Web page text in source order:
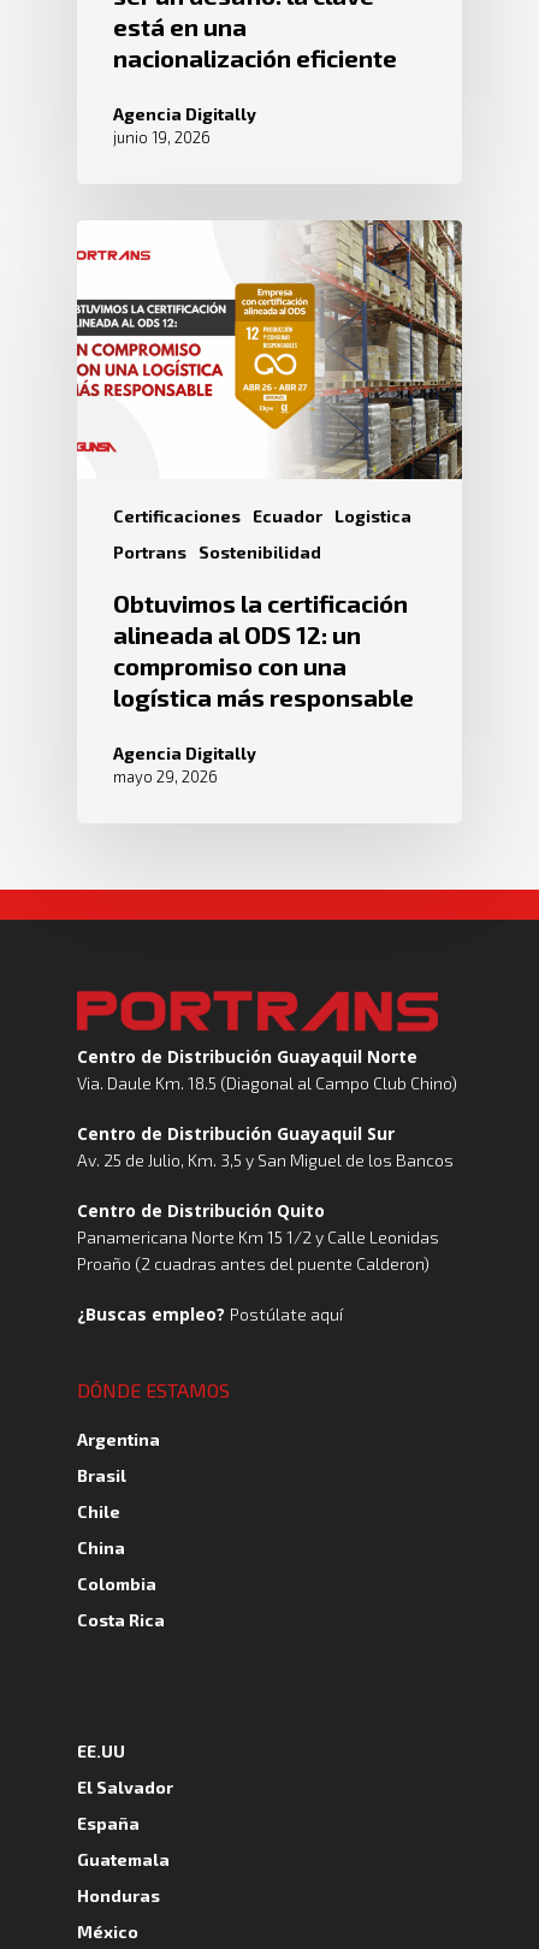
está en una
nacionalización eficiente
Agencia Digitally
junio 19, 2026
Certificaciones Ecuador
Logistica
Portrans
Sostenibilidad
Obtuvimos la certificación
alineada al ODS 12: un
compromiso con una
logística más responsable
Agencia Digitally
mayo 29, 2026
Centro de Distribución Guayaquil Norte
Via. Daule Km. 18.5 (Diagonal al Campo Club Chino)
Centro de Distribución Guayaquil Sur
Av. 25 de Julio, Km. 3,5 y San Miguel de los Bancos
Centro de Distribución Quito
Panamericana Norte Km 15 1/2 y Calle Leonidas
Proaño (2 cuadras antes del puente Calderon)
¿Buscas empleo? Postúlate aquí
DÓNDE ESTAMOS
Argentina
Brasil
Chile
China
Colombia
Costa Rica
EE.UU
El Salvador
España
Guatemala
Honduras
México